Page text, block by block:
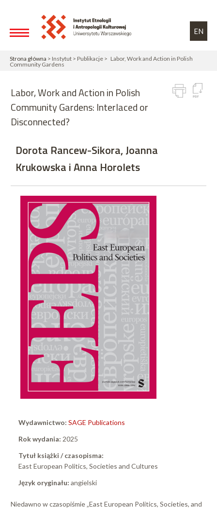
EN
Strona główna > Instytut > Publikacje > Labor, Work and Action in Polish
Community Gardens
Labor, Work and Action in Polish
Community Gardens: Interlaced or
Disconnected?
Dorota Rancew-Sikora, Joanna
Krukowska i Anna Horolets
Wydawnictwo: SAGE Publications
Rok wydania: 2025
Tytuł książki / czasopisma:
East European Politics, Societies and Cultures
Język oryginału: angielski
Niedawno w czasopiśmie „East European Politics, Societies, and